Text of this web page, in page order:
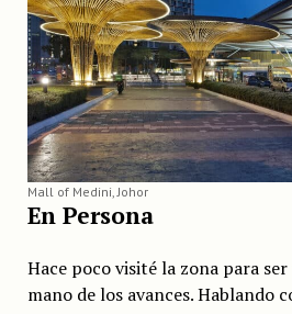
Mall of Medini, Johor
En Persona
Hace poco visité la zona para
mano de los avances. Hablando